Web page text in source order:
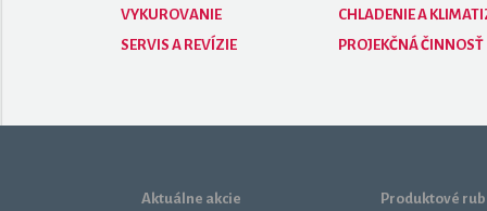
VYKUROVANIE
CHLADENIE A
SERVIS A REVÍZIE
PROJEKČNÁ ČINNOSŤ
Aktuálne akcie
Produktové